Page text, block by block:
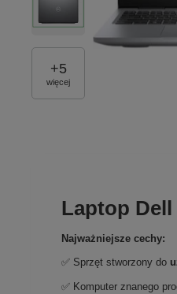
+5
więcej
Laptop Dell
Najważniejsze cechy:
✅ Sprzęt stworzony do
✅ Komputer znanego